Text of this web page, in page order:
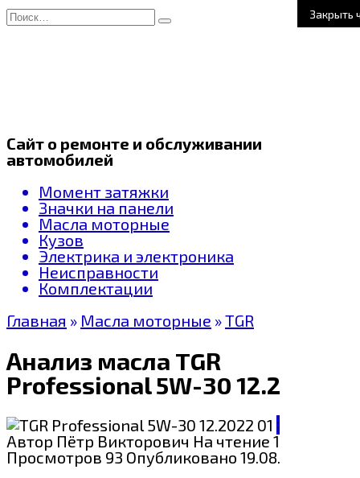
Закрыть
Перейти
к
Search
for:
Сайт о ремонте и обслуживании
автомобилей
Момент затяжки
Значки на панели
Масла моторные
Кузов
Электрика и электроника
Неисправности
Комплектации
Главная » Масла моторные »TGR
Анализ масла TGR
Professional 5W-30 12.2022
TGR
Автор Пётр Викторович На чтение 1 мин
Просмотров 93 Опубликовано 19.08.2024